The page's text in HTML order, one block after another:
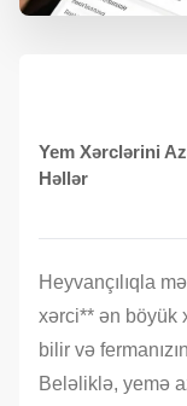
Yem Xərclərini
Həllər
Heyvançılıqla
xərci** ən böyük
bilir və
Beləliklə, yemə